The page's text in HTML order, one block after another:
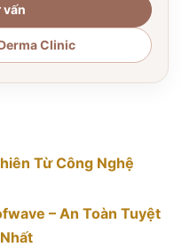
vấn
Clinic
Từ Công Nghệ
– An Toàn Tuyệt